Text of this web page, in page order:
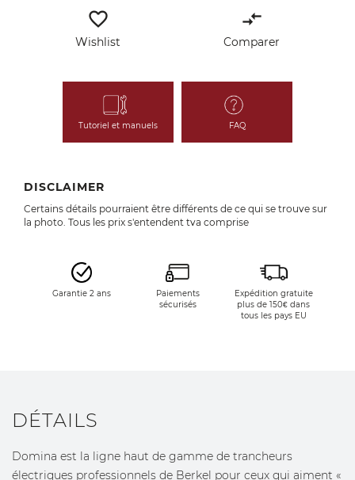
favorite_border
Wishlist
compare_arrows
Comparer
Tutoriel et manuels FAQ
DISCLAIMER
Certains détails pourraient être différents de ce qui se trouve sur
la photo. Tous les prix s'entendent tva comprise
Garantie 2 ans
Paiements
sécurisés
Expédition gratuite
plus de 150€ dans
tous les pays EU
DÉTAILS
Domina est la ligne haut de gamme de trancheurs
électriques professionnels de Berkel pour ceux qui aiment «